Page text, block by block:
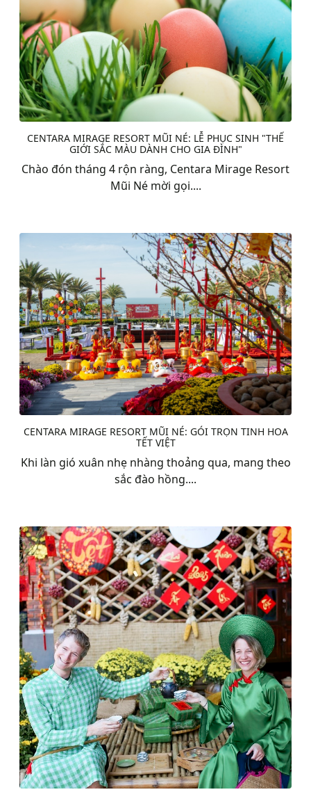
CENTARA MIRAGE RESORT MŨI NÉ: LỄ PHỤC SINH "THẾ
GIỚI SẮC MÀU DÀNH CHO GIA ĐÌNH"
Chào đón tháng 4 rộn ràng, Centara Mirage Resort
Mũi Né mời gọi....
CENTARA MIRAGE RESORT MŨI NÉ: GÓI TRỌN TINH HOA
TẾT VIỆT
Khi làn gió xuân nhẹ nhàng thoảng qua, mang theo
sắc đào hồng....